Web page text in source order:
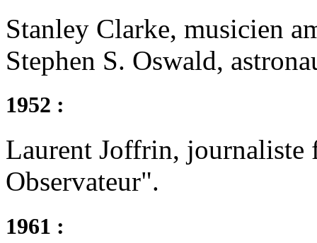
Stanley Clarke, musicien
Stephen S. Oswald,
1952 :
Laurent Joffrin, journaliste
Observateur".
1961 :